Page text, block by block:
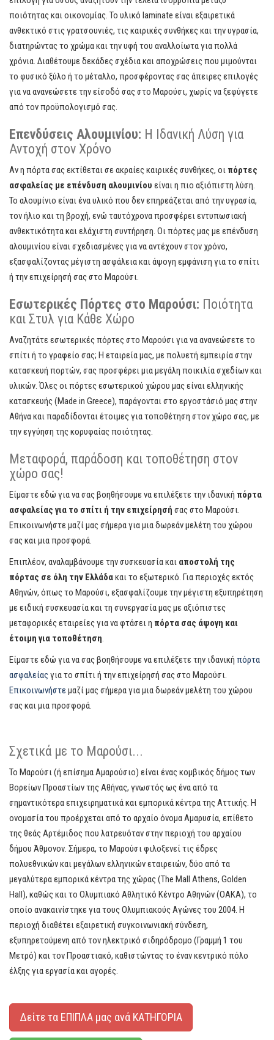
ποιότητας και οικονομίας. Το υλικό laminate είναι εξαιρετικά
ανθεκτικό στις γρατσουνιές, τις καιρικές συνθήκες και την υγρασία,
διατηρώντας το χρώμα και την υφή του αναλλοίωτα για πολλά
χρόνια. Διαθέτουμε δεκάδες σχέδια και αποχρώσεις που μιμούνται
το φυσικό ξύλο ή το μέταλλο, προσφέροντας σας άπειρες επιλογές
για να ανανεώσετε την είσοδό σας στο Μαρούσι, χωρίς να ξεφύγετε
από τον προϋπολογισμό σας.
Επενδύσεις Αλουμινίου: Η Ιδανική Λύση για
Αντοχή στον Χρόνο
Αν η πόρτα σας εκτίθεται σε ακραίες καιρικές συνθήκες, οι πόρτες
ασφαλείας με επένδυση αλουμινίου είναι η πιο αξιόπιστη λύση.
Το αλουμίνιο είναι ένα υλικό που δεν επηρεάζεται από την υγρασία,
τον ήλιο και τη βροχή, ενώ ταυτόχρονα προσφέρει εντυπωσιακή
ανθεκτικότητα και ελάχιστη συντήρηση. Οι πόρτες μας με επένδυση
αλουμινίου είναι σχεδιασμένες για να αντέχουν στον χρόνο,
εξασφαλίζοντας μέγιστη ασφάλεια και άψογη εμφάνιση για το σπίτι
ή την επιχείρησή σας στο Μαρούσι.
Εσωτερικές Πόρτες στο Μαρούσι: Ποιότητα
και Στυλ για Κάθε Χώρο
Αναζητάτε εσωτερικές πόρτες στο Μαρούσι για να ανανεώσετε το
σπίτι ή το γραφείο σας; Η εταιρεία μας, με πολυετή εμπειρία στην
κατασκευή πορτών, σας προσφέρει μια μεγάλη ποικιλία σχεδίων και
υλικών. Όλες οι πόρτες εσωτερικού χώρου μας είναι ελληνικής
κατασκευής (Made in Greece), παράγονται στο εργοστάσιό μας στην
Αθήνα και παραδίδονται έτοιμες για τοποθέτηση στον χώρο σας, με
την εγγύηση της κορυφαίας ποιότητας.
Μεταφορά, παράδοση και τοποθέτηση στον
χώρο σας!
Είμαστε εδώ για να σας βοηθήσουμε να επιλέξετε την ιδανική πόρτα
ασφαλείας για το σπίτι ή την επιχείρησή σας στο Μαρούσι.
Επικοινωνήστε μαζί μας σήμερα για μια δωρεάν μελέτη του χώρου
σας και μια προσφορά.
Επιπλέον, αναλαμβάνουμε την συσκευασία και αποστολή της
πόρτας σε όλη την Ελλάδακαι το εξωτερικό. Για περιοχές εκτός
Αθηνών, όπως το Μαρούσι, εξασφαλίζουμε την μέγιστη εξυπηρέτηση
με ειδική συσκευασία και τη συνεργασία μας με αξιόπιστες
μεταφορικές εταιρείες για να φτάσει η πόρτα σας άψογη και
έτοιμη για τοποθέτηση.
Είμαστε εδώ για να σας βοηθήσουμε να επιλέξετε την ιδανική πόρτα
ασφαλείαςγια το σπίτι ή την επιχείρησή σας στο Μαρούσι.
Επικοινωνήστε μαζί μας σήμερα για μια δωρεάν μελέτη του χώρου
σας και μια προσφορά.
Σχετικά με το Μαρούσι...
Το Μαρούσι (ή επίσημα Αμαρούσιο) είναι ένας κομβικός δήμος των
Βορείων Προαστίων της Αθήνας, γνωστός ως ένα από τα
σημαντικότερα επιχειρηματικά και εμπορικά κέντρα της Αττικής. Η
ονομασία του προέρχεται από το αρχαίο όνομα Αμαρυσία, επίθετο
της θεάς Αρτέμιδος που λατρευόταν στην περιοχή του αρχαίου
δήμου Άθμονον. Σήμερα, το Μαρούσι φιλοξενεί τις έδρες
πολυεθνικών και μεγάλων ελληνικών εταιρειών, δύο από τα
μεγαλύτερα εμπορικά κέντρα της χώρας (The Mall Athens, Golden
Hall), καθώς και το Ολυμπιακό Αθλητικό Κέντρο Αθηνών (ΟΑΚΑ), το
οποίο ανακαινίστηκε για τους Ολυμπιακούς Αγώνες του 2004. Η
περιοχή διαθέτει εξαιρετική συγκοινωνιακή σύνδεση,
εξυπηρετούμενη από τον ηλεκτρικό σιδηρόδρομο (Γραμμή 1 του
Μετρό) και τον Προαστιακό, καθιστώντας το έναν κεντρικό πόλο
έλξης για εργασία και αγορές.
Δείτε τα ΕΠΙΠΛΑ μας ανά ΚΑΤΗΓΟΡΙΑ